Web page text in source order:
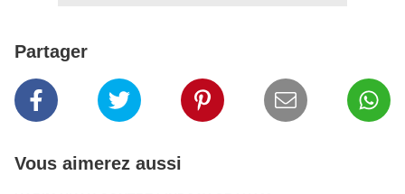
Partager
Vous aimerez aussi